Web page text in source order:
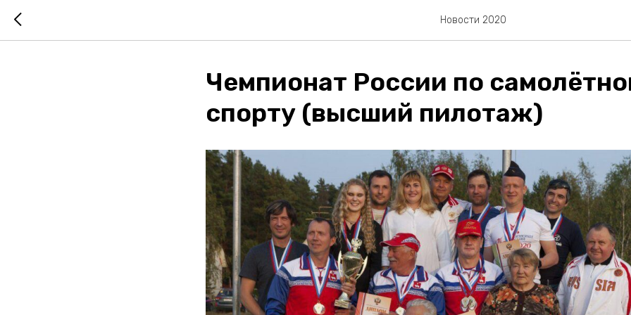
Новости 2020
Чемпионат России по
спорту (высший пилотаж)